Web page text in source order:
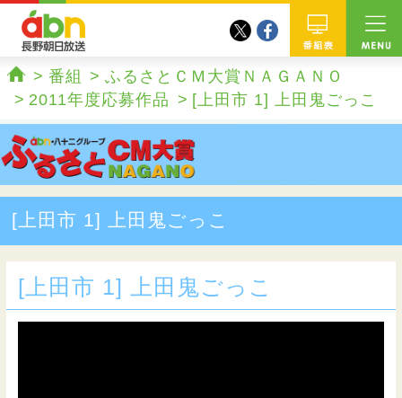
twitterfacebook
ホーム
番組
ふるさとＣＭ大賞ＮＡＧＡＮＯ
2011年度応募作品
[上田市 1] 上田鬼ごっこ
[上田市 1] 上田鬼ごっこ
[上田市 1] 上田鬼ごっこ